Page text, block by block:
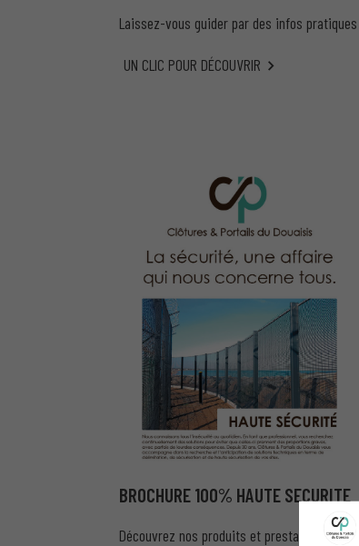
Laissez-vous guider par des infos
UN CLIC POUR DÉCOUVRIR
BROCHURE 100% HAUTE SECURITE
Découvrez nos produits et prestations pour